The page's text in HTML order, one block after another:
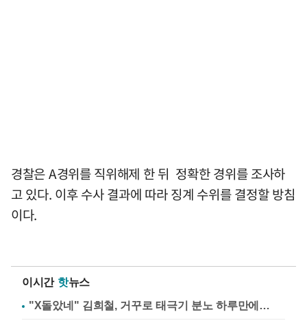
경찰은 A경위를 직위해제 한 뒤 정확한 경위를 조사하
고 있다. 이후 수사 결과에 따라 징계 수위를 결정할 방침
이다.
이시간 핫뉴스
"X돌았네" 김희철, 거꾸로 태극기 분노 하루만에…